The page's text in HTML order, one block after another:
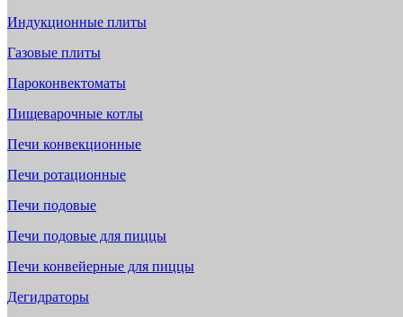
Индукционные плиты
Газовые плиты
Пароконвектоматы
Пищеварочные котлы
Печи конвекционные
Печи ротационные
Печи подовые
Печи подовые для пиццы
Печи конвейерные для пиццы
Дегидраторы